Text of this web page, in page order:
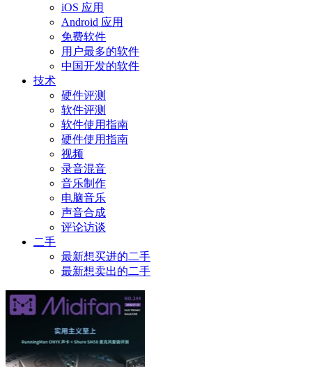
iOS 应用
Android 应用
免费软件
用户最多的软件
中国开发的软件
技术
硬件评测
软件评测
软件使用指南
硬件使用指南
视频
录音混音
音乐制作
电脑音乐
声音合成
评论访谈
二手
最新想买进的二手
最新想卖出的二手